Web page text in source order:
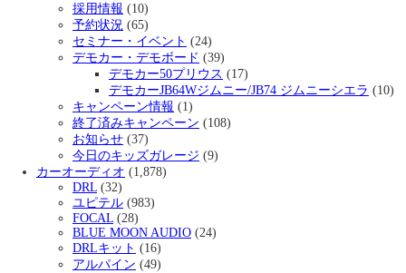
採用情報 (10)
予約状況 (65)
セミナー・イベント (24)
デモカー・デモボード (39)
デモカー50プリウス (17)
デモカーJB64Wジムニー/JB74 ジムニーシエラ (10)
キャンペーン情報 (1)
終了済みキャンペーン (108)
お知らせ (37)
今日のキッズガレージ (9)
カーオーディオ (1,878)
DRL (32)
ユピテル (983)
FOCAL (28)
BLUE MOON AUDIO (24)
DRLキット (16)
アルパイン (49)